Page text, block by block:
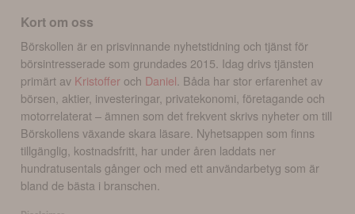
Kort om oss
Börskollen är en prisvinnande nyhetstidning och tjänst för
börsintresserade som grundades 2015. Idag drivs tjänsten
primärt av Kristoffer och Daniel . Båda har stor erfarenhet av
börsen, aktier, investeringar, privatekonomi, företagande och
motorrelaterat – ämnen som det frekvent skrivs nyheter om till
Börskollens växande skara läsare. Nyhetsappen som finns
tillgänglig, kostnadsfritt, har under åren laddats ner
hundratusentals gånger och med ett användarbetyg som är
bland de bästa i branschen.